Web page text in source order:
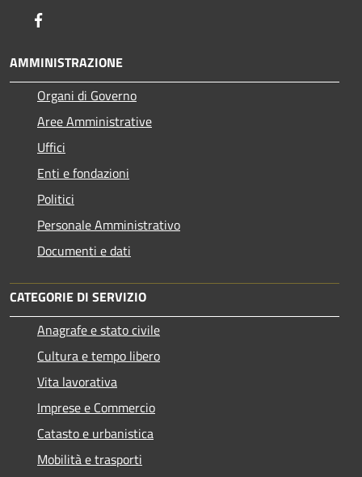
AMMINISTRAZIONE
Organi di Governo
Aree Amministrative
Uffici
Enti e fondazioni
Politici
Personale Amministrativo
Documenti e dati
CATEGORIE DI SERVIZIO
Anagrafe e stato civile
Cultura e tempo libero
Vita lavorativa
Imprese e Commercio
Catasto e urbanistica
Mobilità e trasporti